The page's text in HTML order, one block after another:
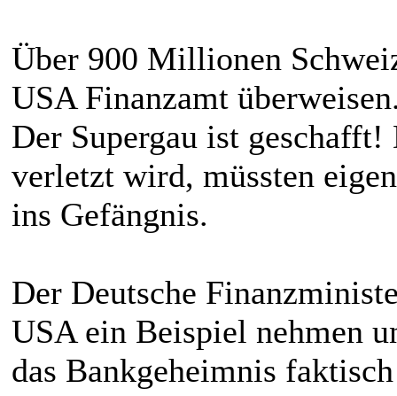
Über 900 Millionen
USA Finanzamt
Der Supergau ist
verletzt wird, müssten
ins Gefängnis.
Der Deutsche
USA ein Beispiel nehmen
das Bankgeheimnis